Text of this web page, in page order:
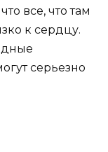
все, что там
к сердцу.
серьезно